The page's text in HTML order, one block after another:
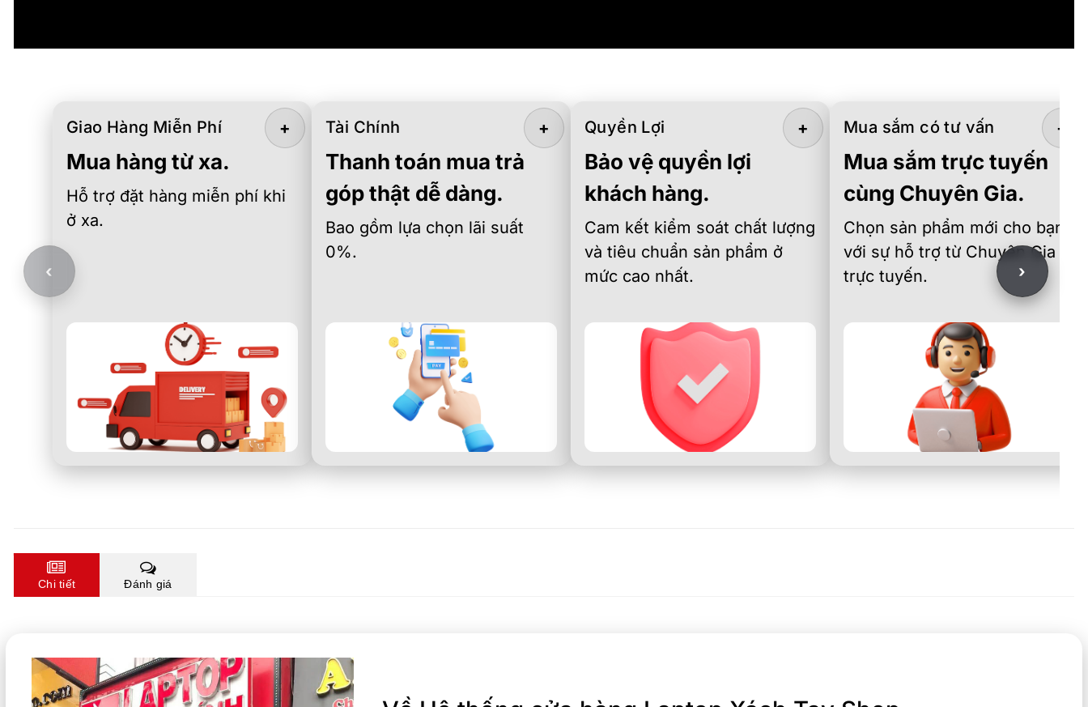
‹
Giao Hàng Miễn Phí
Mua hàng từ xa.
Hỗ trợ đặt hàng miễn phí khi
ở xa.
+ Tài Chính
Thanh toán mua trả
góp thật dễ dàng.
Bao gồm lựa chọn lãi suất
0%.
+ Quyền Lợi
Bảo vệ quyền lợi
khách hàng.
Cam kết kiểm soát chất lượng
và tiêu chuẩn sản phẩm ở
mức cao nhất.
+ Mua sắm có tư vấn
Mua sắm trực tuyến
cùng Chuyên Gia.
Chọn sản phẩm mới cho bạn
với sự hỗ trợ từ Chuyên Gia
trực tuyến.
+
›
Chi tiết Đánh giá